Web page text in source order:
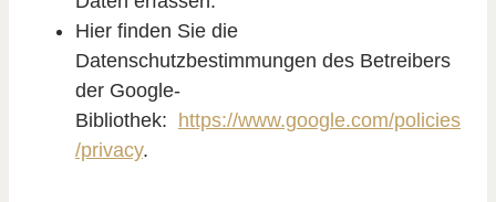
Hier finden Sie die
Datenschutzbestimmungen des Betreibers
der Google-
Bibliothek: https://www.google.com/policies
/privacy.